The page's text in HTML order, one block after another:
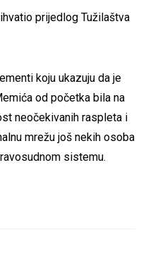
prijedlog Tužilaštva
koju ukazuju da je
od početka bila na
neočekivanih raspleta i
mrežu još nekih osoba
sistemu.